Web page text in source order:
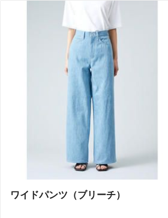
ワイドパンツ（ブリーチ）